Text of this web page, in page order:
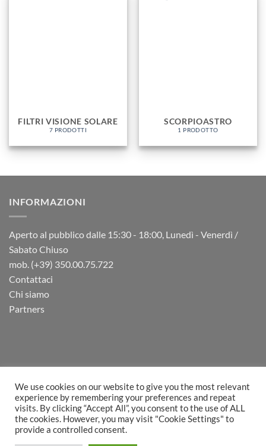
FILTRI VISIONE SOLARE
7 PRODOTTI
SCORPIOASTRO
1 PRODOTTO
INFORMAZIONI
Aperto al pubblico dalle 15:30 - 18:00, Lunedì - Venerdì /
Sabato Chiuso
mob. (+39) 350.00.75.722
Contattaci
Chi siamo
Partners
PayPal Visa MasterCardPostepaySepa
Bank
Transfer
Cash
We use cookies on our website to give you the most relevant
experience by remembering your preferences and repeat
visits. By clicking “Accept All”, you consent to the use of ALL
the cookies. However, you may visit "Cookie Settings" to
provide a controlled consent.